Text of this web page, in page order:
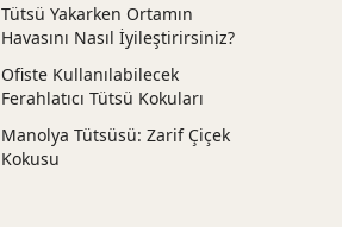
Tütsü Yakarken Ortamın
Havasını Nasıl İyileştirirsiniz?
Ofiste Kullanılabilecek
Ferahlatıcı Tütsü Kokuları
Manolya Tütsüsü: Zarif Çiçek
Kokusu